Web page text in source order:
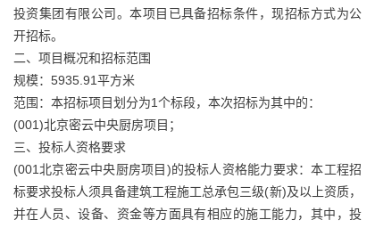
投资集团有限公司。本项目已具备招标条件，现招标方式为公
开招标。
二、项目概况和招标范围
规模：5935.91平方米
范围：本招标项目划分为1个标段，本次招标为其中的：
(001)北京密云中央厨房项目；
三、投标人资格要求
(001北京密云中央厨房项目)的投标人资格能力要求：本工程招
标要求投标人须具备建筑工程施工总承包三级(新)及以上资质，
并在人员、设备、资金等方面具有相应的施工能力，其中，投